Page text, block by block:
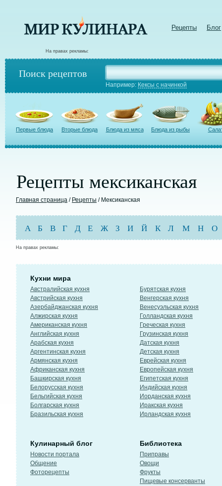
Рецепты Блог
На правах рекламы:
Поиск рецептов
Например: Кексы с начинкой
Первые блюда Вторые блюда Блюда из мяса Блюда из рыбы
Рецепты мексиканская
Главная страница / Рецепты / Мексиканская
А Б В Г Д Е Ж З И Й К Л М Н О
На правах рекламы:
Кухни мира
Австралийская кухня
Австрийская кухня
Азербайджанская кухня
Алжирская кухня
Американская кухня
Английская кухня
Арабская кухня
Аргентинская кухня
Армянская кухня
Африканская кухня
Башкирская кухня
Белорусская кухня
Бельгийская кухня
Болгарская кухня
Бразильская кухня
Бурятская кухня
Венгерская кухня
Венесуэльская кухня
Голландская кухня
Греческая кухня
Грузинская кухня
Датская кухня
Детская кухня
Еврейская кухня
Европейская кухня
Египетская кухня
Индийская кухня
Иорданская кухня
Иракская кухня
Ирландская кухня
Кулинарный блог
Новости портала
Общение
Фоторецепты
Библиотека
Приправы
Овощи
Фрукты
Пищевые консерванты